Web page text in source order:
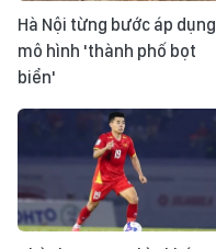
Hà Nội từng bước áp dụng
mô hình 'thành phố bọt
biển'